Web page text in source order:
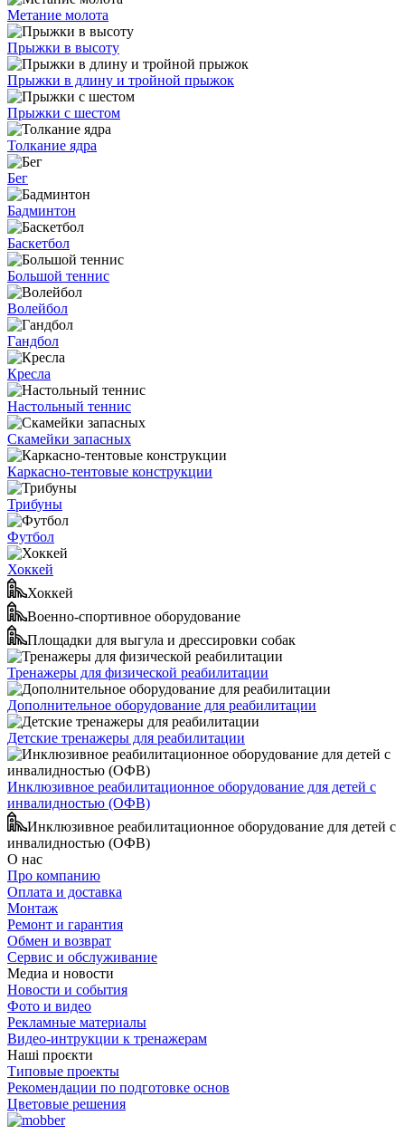
Метание молота
Прыжки в высоту
Прыжки в длину и тройной прыжок
Прыжки с шестом
Толкание ядра
Бег
Бадминтон
Баскетбол
Большой теннис
Волейбол
Гандбол
Кресла
Настольный теннис
Скамейки запасных
Каркасно-тентовые конструкции
Трибуны
Футбол
Хоккей
Хоккей
Военно-спортивное оборудование
Площадки для выгула и дрессировки собак
Тренажеры для физической реабилитации
Дополнительное оборудование для реабилитации
Детские тренажеры для реабилитации
Инклюзивное реабилитационное оборудование для детей с
инвалидностью (ОФВ)
Инклюзивное реабилитационное оборудование для детей с
инвалидностью (ОФВ)
О нас
Про компанию
Оплата и доставка
Монтаж
Ремонт и гарантия
Обмен и возврат
Сервис и обслуживание
Медиа и новости
Новости и события
Фото и видео
Рекламные материалы
Видео-интрукции к тренажерам
Наші проєкти
Типовые проекты
Рекомендации по подготовке основ
Цветовые решения